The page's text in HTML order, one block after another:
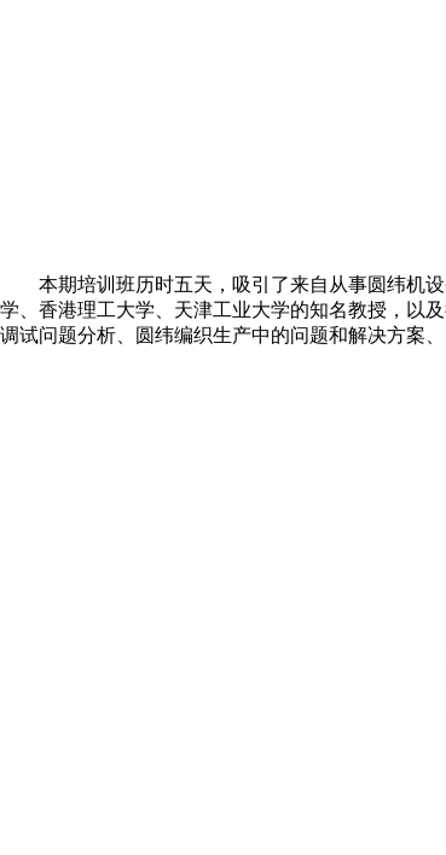
本期培训班历时五天，吸引了来自从事圆纬机
学、香港理工大学、天津工业大学的知名教授，以
调试问题分析、圆纬编织生产中的问题和解决方案